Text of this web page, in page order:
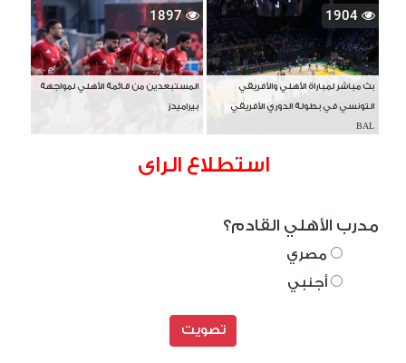
1904
بث مباشر لمباراة الأهلي والأفريقي
التونسي في بطولة الدوري الأفريقي
BAL
1897
المستبعدين من قائمة الأهلي لمواجهة
بيراميدز
استطلاع الراى
مدرب الأهلي القادم؟
مصري
أجنبي
تصويت